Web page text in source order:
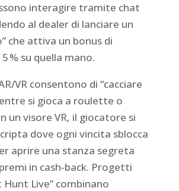
interagire tramite chat
al dealer di lanciare un
che attiva un bonus di
% su quella mano.
VR consentono di “cacciare
si gioca a roulette o
un visore VR, il giocatore si
dove ogni vincita sblocca
aprire una stanza segreta
in cash‑back. Progetti
Hunt Live” combinano